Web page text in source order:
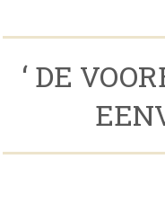
‘ DE